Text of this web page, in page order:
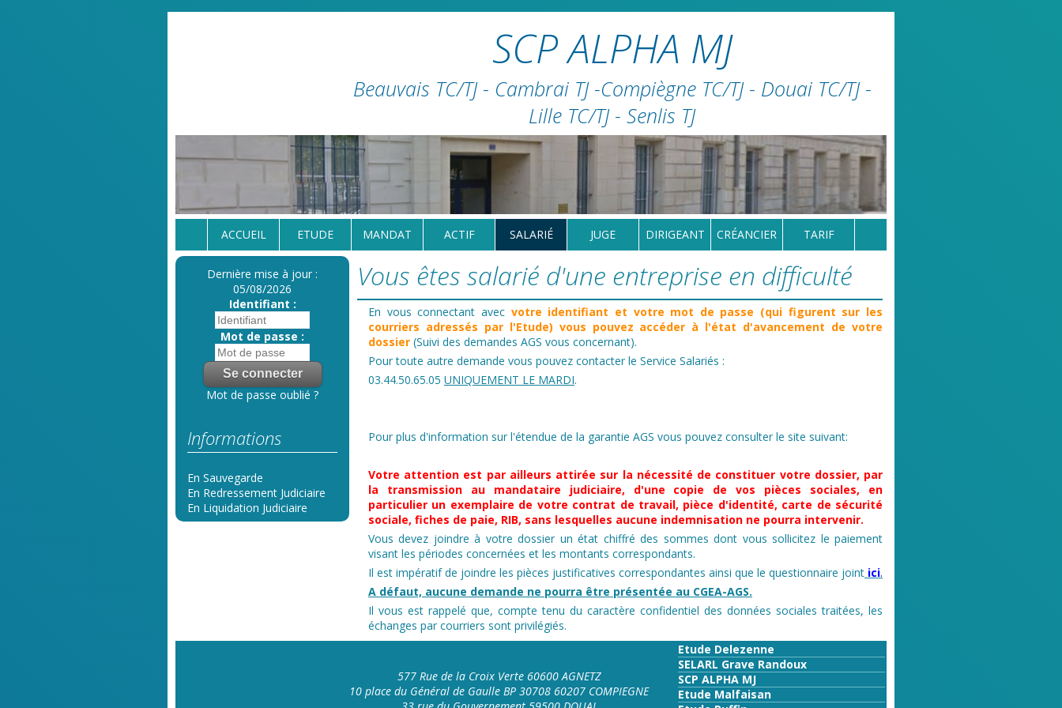
SCP ALPHA MJ
Beauvais TC/TJ - Cambrai TJ -Compiègne TC/TJ - Douai TC/TJ -
Lille TC/TJ - Senlis TJ
ACCUEIL ETUDE MANDAT ACTIF SALARIÉ JUGE DIRIGEANT CRÉANCIER TARIF
Dernière mise à jour :
05/08/2026
Identifiant :
Mot de passe :
Mot de passe oublié ?
Informations
En Sauvegarde
En Redressement Judiciaire
En Liquidation Judiciaire
Vous êtes salarié d'une entreprise en difficulté
En vous connectant avec votre identifiant et votre mot de passe (qui figurent sur les
courriers adressés par l'Etude) vous pouvez accéder à l'état d'avancement de votre
dossier (Suivi des demandes AGS vous concernant).
Pour toute autre demande vous pouvez contacter le Service Salariés :
03.44.50.65.05 UNIQUEMENT LE MARDI.
Pour plus d'information sur l'étendue de la garantie AGS vous pouvez consulter le site suivant:
Votre attention est par ailleurs attirée sur la nécessité de constituer votre dossier, par
la transmission au mandataire judiciaire, d'une copie de vos pièces sociales, en
particulier un exemplaire de votre contrat de travail, pièce d'identité, carte de sécurité
sociale, fiches de paie, RIB, sans lesquelles aucune indemnisation ne pourra intervenir.
Vous devez joindre à votre dossier un état chiffré des sommes dont vous sollicitez le paiement
visant les périodes concernées et les montants correspondants.
Il est impératif de joindre les pièces justificatives correspondantes ainsi que le questionnaire joint ici.
A défaut, aucune demande ne pourra être présentée au CGEA-AGS.
Il vous est rappelé que, compte tenu du caractère confidentiel des données sociales traitées, les
échanges par courriers sont privilégiés.
577 Rue de la Croix Verte 60600 AGNETZ
10 place du Général de Gaulle BP 30708 60207 COMPIEGNE
Etude Delezenne
SELARL Grave Randoux
SCP ALPHA MJ
Etude Malfaisan